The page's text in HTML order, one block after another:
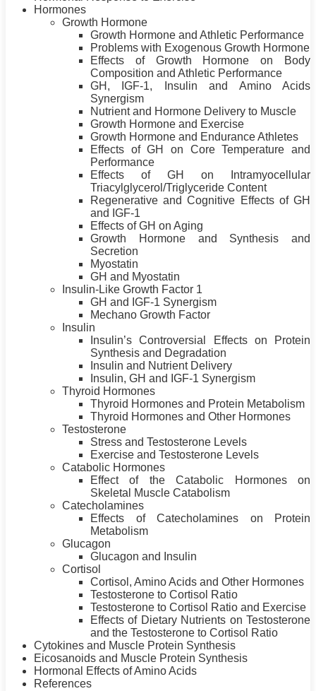
Hormones
Growth Hormone
Growth Hormone and Athletic Performance
Problems with Exogenous Growth Hormone
Effects of Growth Hormone on Body
Composition and Athletic Performance
GH, IGF-1, Insulin and Amino Acids
Synergism
Nutrient and Hormone Delivery to Muscle
Growth Hormone and Exercise
Growth Hormone and Endurance Athletes
Effects of GH on Core Temperature and
Performance
Effects of GH on Intramyocellular
Triacylglycerol/Triglyceride Content
Regenerative and Cognitive Effects of GH
and IGF-1
Effects of GH on Aging
Growth Hormone and Synthesis and
Secretion
Myostatin
GH and Myostatin
Insulin-Like Growth Factor 1
GH and IGF-1 Synergism
Mechano Growth Factor
Insulin
Insulin’s Controversial Effects on
Protein
Synthesis and Degradation
Insulin and Nutrient Delivery
Insulin, GH and IGF-1 Synergism
Thyroid Hormones
Thyroid Hormones and Protein Metabolism
Thyroid Hormones and Other Hormones
Testosterone
Stress and Testosterone Levels
Exercise and Testosterone Levels
Catabolic Hormones
Effect of the Catabolic Hormones on
Skeletal Muscle Catabolism
Catecholamines
Effects of Catecholamines on
Protein
Metabolism
Glucagon
Glucagon and Insulin
Cortisol
Cortisol, Amino Acids and Other Hormones
Testosterone to Cortisol Ratio
Testosterone to Cortisol Ratio and Exercise
Effects of Dietary Nutrients on Testosterone
and the Testosterone to Cortisol Ratio
Cytokines and Muscle Protein Synthesis
Eicosanoids and Muscle Protein Synthesis
Hormonal Effects of Amino Acids
References